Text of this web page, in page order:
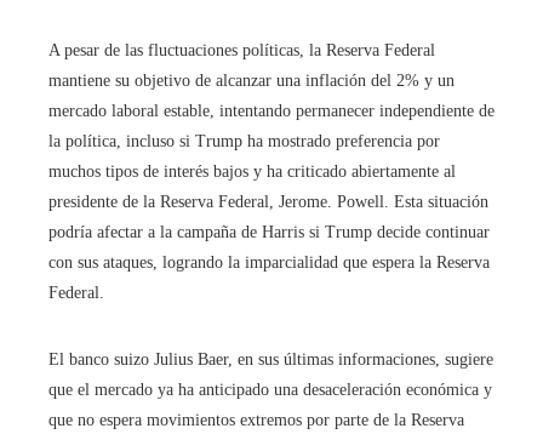
A pesar de las fluctuaciones políticas, la Reserva Federal
mantiene su objetivo de alcanzar una inflación del 2% y un
mercado laboral estable, intentando permanecer independiente de
la política, incluso si Trump ha mostrado preferencia por
muchos tipos de interés bajos y ha criticado abiertamente al
presidente de la Reserva Federal, Jerome. Powell. Esta situación
podría afectar a la campaña de Harris si Trump decide continuar
con sus ataques, logrando la imparcialidad que espera la Reserva
Federal.
El banco suizo Julius Baer, ​​en sus últimas informaciones, sugiere
que el mercado ya ha anticipado una desaceleración económica y
que no espera movimientos extremos por parte de la Reserva